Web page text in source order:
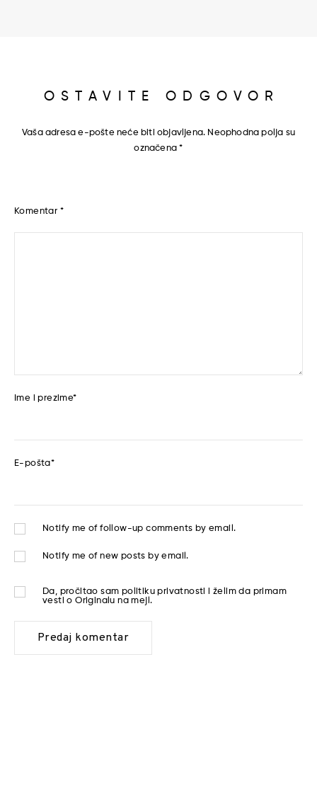
OSTAVITE ODGOVOR
Vaša adresa e-pošte neće biti objavljena. Neophodna polja su
označena*
Komentar *
Ime i prezime*
E-pošta*
Notify me of follow-up comments by email.
Notify me of new posts by email.
Da, pročitao sam politiku privatnosti
i želim da primam
vesti o Originalu na mejl.